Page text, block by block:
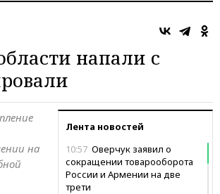
напали с
Лента новостей
10:57 Оверчук заявил о
сокращении товарооборота
России и Армении на две
трети
на